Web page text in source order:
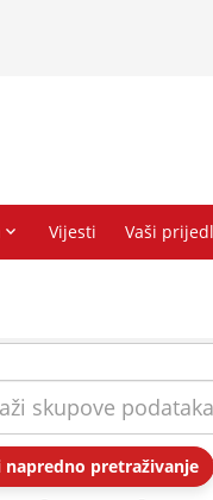
napredno pretraživanje